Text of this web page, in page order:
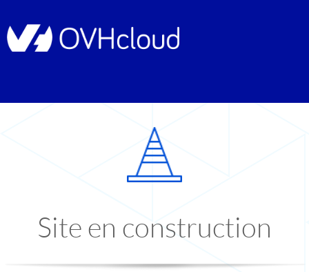
Site en construction